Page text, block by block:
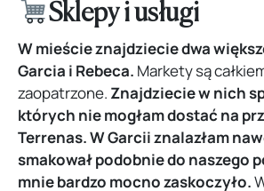
Sklepy i usługi
W mieście znajdziecie dwa
Garcia i Rebeca. Markety są
zaopatrzone. Znajdziecie w nich
których nie mogłam dostać na
Terrenas.W Garcii znalazłam
smakował podobnie do naszego
mnie bardzo mocno zaskoczyło.